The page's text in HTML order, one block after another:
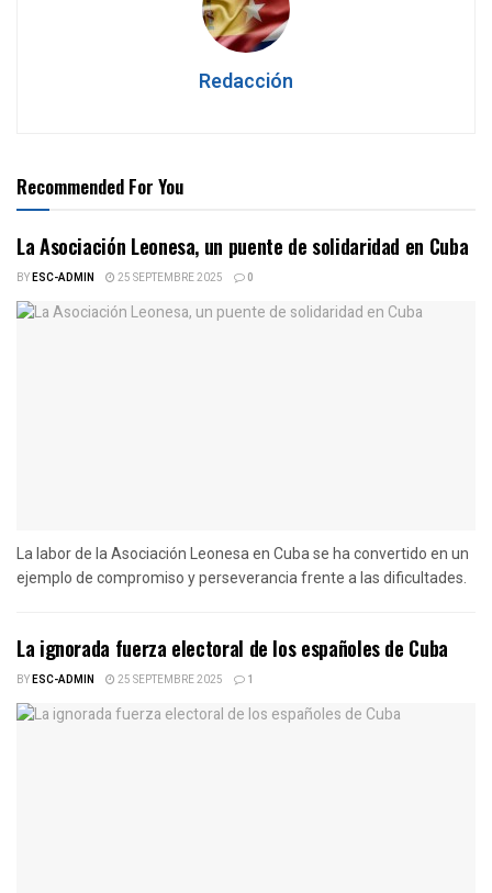
Redacción
Recommended For You
La Asociación Leonesa, un puente de solidaridad en Cuba
BYESC-ADMIN 25 SEPTEMBRE 2025 0
La labor de la Asociación Leonesa en Cuba se ha convertido en un
ejemplo de compromiso y perseverancia frente a las dificultades.
La ignorada fuerza electoral de los españoles de Cuba
BYESC-ADMIN 25 SEPTEMBRE 2025 1